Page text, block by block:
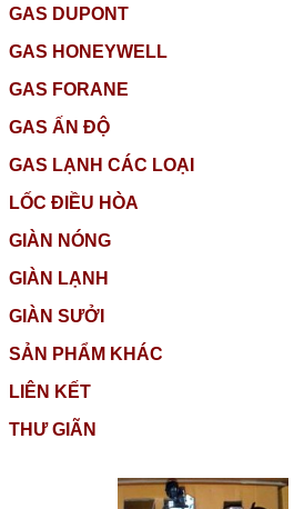
GAS DUPONT
GAS HONEYWELL
GAS FORANE
GAS ẤN ĐỘ
GAS LẠNH CÁC LOẠI
LỐC ĐIỀU HÒA
GIÀN NÓNG
GIÀN LẠNH
GIÀN SƯỞI
SẢN PHẨM KHÁC
LIÊN KẾT
THƯ GIÃN